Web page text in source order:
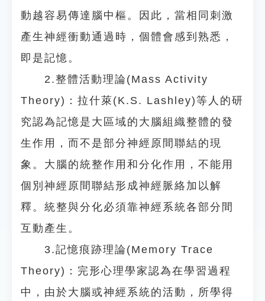
動越容易傳達腦中樞。因此，當相同刺激
產生神經衝動通過時，個體會感到熟悉，
即是記憶。
2.整體活動理論(Mass Activity
Theory)：拉什萊(K.S. Lashley)等人的研
究認為記憶是大區域的大腦組織整體的發
生作用，而不是部分神經原間聯結的現
象。大腦的統整作用和分化作用，不能用
個別神經原間聯結形成神經脈絡加以解
釋。統整與分化必須靠神經系統各部分間
互動產生。
3.記憶痕跡理論(Memory Trace
Theory)：完形心理學家認為在學習過程
中，由於大腦或神經系統的活動，所學得